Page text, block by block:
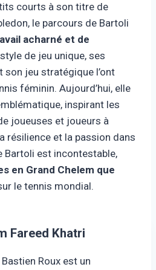
courts à son titre de
le parcours de Bartoli
acharné et de
de jeu unique, ses
jeu stratégique l’ont
féminin. Aujourd’hui, elle
inspirant les
joueuses et joueurs à
résilience et la passion dans
Bartoli est incontestable,
en Grand Chelem que
le tennis mondial.
Fareed Khatri
Bastien Roux est un